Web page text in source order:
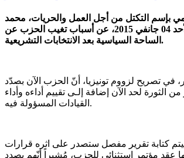
بإسم التكتل من أجل العمل والحريات، محمد
بنور، اليوم الأحد 04 جانفي 2015، عن أسباب تغيب الحزب عن
الساحة السياسية بعد الانتخابات التشريعية.
في تصريح لزووم تونيزيا، أنّ الحزب الآن بصدّد
الثورة لحد الآن إضافة إلـى تقييم أداءه وأداء
القيادات المسؤولة فيه.
كتابة تقرير مفصل ستصدر على اثره قرارات
عقد مؤتمر إستثنائي للحزب، مُشيراً أنّهم بصدد